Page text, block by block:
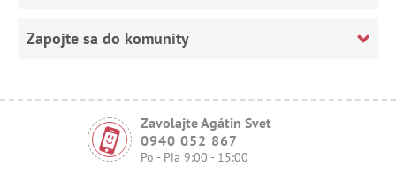
Zapojte sa do komunity
Zavolajte Agátin Svet
0940 052 867
Po - Pia 9:00 - 15:00